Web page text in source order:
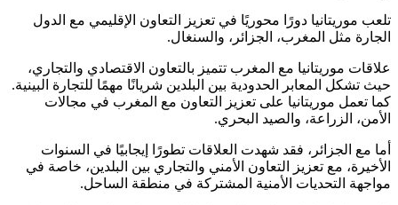
تلعب موريتانيا دورًا محوريًا في تعزيز التعاون الإقليمي مع الدول
الجارة مثل المغرب، الجزائر، والسنغال.
علاقات موريتانيا مع المغرب تتميز بالتعاون الاقتصادي والتجاري،
حيث تشكل المعابر الحدودية بين البلدين شريانًا مهمًا للتجارة البينية.
كما تعمل موريتانيا على تعزيز التعاون مع المغرب في مجالات
الأمن، الزراعة، والصيد البحري.
أما مع الجزائر، فقد شهدت العلاقات تطورًا إيجابيًا في السنوات
الأخيرة، مع تعزيز التعاون الأمني والتجاري بين البلدين، خاصة في
مواجهة التحديات الأمنية المشتركة في منطقة الساحل.